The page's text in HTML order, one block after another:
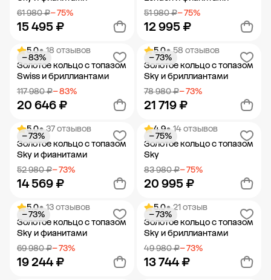
61 980 ₽− 75%
15 495 ₽
Добавить в корзину
51 980 ₽− 75%
12 995 ₽
Добавить в корзину
5.0• 18 отзывов
Золотое кольцо с топазом
Swiss и бриллиантами
117 980 ₽− 83%
20 646 ₽
− 83%
Добавить в корзину
5.0• 58 отзывов
Золотое кольцо с топазом
Sky и бриллиантами
78 980 ₽− 73%
21 719 ₽
− 73%
Добавить в корзину
5.0• 37 отзывов
Золотое кольцо с топазом
Sky и фианитами
52 980 ₽− 73%
14 569 ₽
− 73%
Добавить в корзину
4.9• 14 отзывов
Золотое кольцо с топазом
Sky
83 980 ₽− 75%
20 995 ₽
− 75%
Добавить в корзину
5.0• 13 отзывов
Золотое кольцо с топазом
Sky и фианитами
69 980 ₽− 73%
19 244 ₽
− 73%
5.0• 21 отзыв
Золотое кольцо с топазом
Sky и бриллиантами
49 980 ₽− 73%
13 744 ₽
− 73%